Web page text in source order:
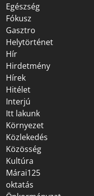
Egészség
Fókusz
Gasztro
Helytörténet
Hír
Hirdetmény
Hírek
Hitélet
Interjú
Itt lakunk
Környezet
Közlekedés
Közösség
Kultúra
Márai125
oktatás